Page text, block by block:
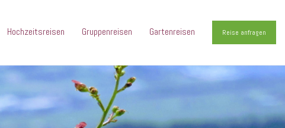
Hochzeitsreisen Gruppenreisen Gartenreisen Reise anfragen